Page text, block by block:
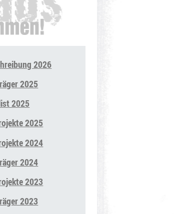
2026
2025
2025
2025
2024
2024
2023
2023